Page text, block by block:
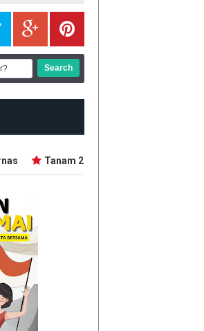
Tanam 2.500 Bibit Pohon Sempena